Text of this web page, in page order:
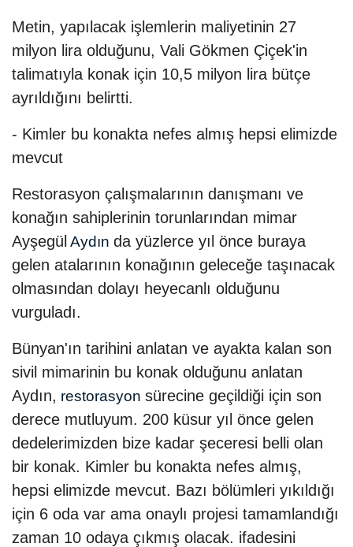
Metin, yapılacak işlemlerin maliyetinin 27
milyon lira olduğunu, Vali Gökmen Çiçek'in
talimatıyla konak için 10,5 milyon lira bütçe
ayrıldığını belirtti.
- Kimler bu konakta nefes almış hepsi elimizde
mevcut
Restorasyon çalışmalarının danışmanı ve
konağın sahiplerinin torunlarından mimar
Ayşegül Aydın da yüzlerce yıl önce buraya
gelen atalarının konağının geleceğe taşınacak
olmasından dolayı heyecanlı olduğunu
vurguladı.
Bünyan'ın tarihini anlatan ve ayakta kalan son
sivil mimarinin bu konak olduğunu anlatan
Aydın, restorasyon sürecine geçildiği için son
derece mutluyum. 200 küsur yıl önce gelen
dedelerimizden bize kadar şeceresi belli olan
bir konak. Kimler bu konakta nefes almış,
hepsi elimizde mevcut. Bazı bölümleri yıkıldığı
için 6 oda var ama onaylı projesi tamamlandığı
zaman 10 odaya çıkmış olacak. ifadesini